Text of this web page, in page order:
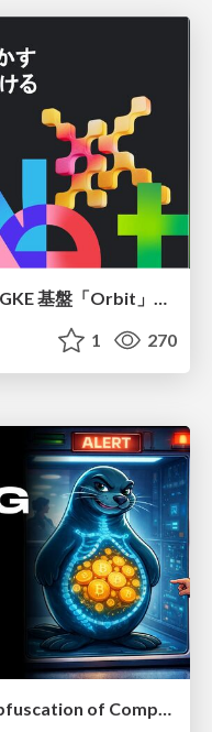
認知負荷をGemini で溶かす — GKE 基盤「Orbit」における AI エージェントの実践
1 270